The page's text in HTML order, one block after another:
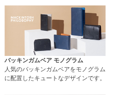
バッキンガムベア モノグラム
人気のバッキンガムベアをモノグラム
に配置したキュートなデザインです。